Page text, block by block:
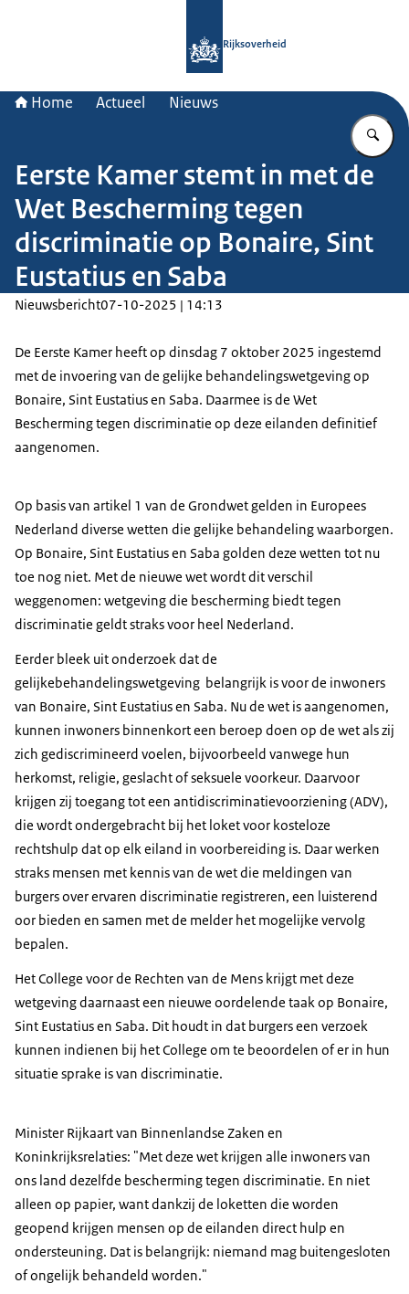
Rijksoverheid
Home Actueel Nieuws
Eerste Kamer stemt in met de
Wet Bescherming tegen
discriminatie op Bonaire, Sint
Eustatius en Saba
Nieuwsbericht07-10-2025 | 14:13
De Eerste Kamer heeft op dinsdag 7 oktober 2025 ingestemd
met de invoering van de gelijke behandelingswetgeving op
Bonaire, Sint Eustatius en Saba. Daarmee is de Wet
Bescherming tegen discriminatie op deze eilanden definitief
aangenomen.
Op basis van artikel 1 van de Grondwet gelden in Europees
Nederland diverse wetten die gelijke behandeling waarborgen.
Op Bonaire, Sint Eustatius en Saba golden deze wetten tot nu
toe nog niet. Met de nieuwe wet wordt dit verschil
weggenomen: wetgeving die bescherming biedt tegen
discriminatie geldt straks voor heel Nederland.
Eerder bleek uit onderzoek dat de
gelijkebehandelingswetgeving belangrijk is voor de inwoners
van Bonaire, Sint Eustatius en Saba. Nu de wet is aangenomen,
kunnen inwoners binnenkort een beroep doen op de wet als zij
zich gediscrimineerd voelen, bijvoorbeeld vanwege hun
herkomst, religie, geslacht of seksuele voorkeur. Daarvoor
krijgen zij toegang tot een antidiscriminatievoorziening (ADV),
die wordt ondergebracht bij het loket voor kosteloze
rechtshulp dat op elk eiland in voorbereiding is. Daar werken
straks mensen met kennis van de wet die meldingen van
burgers over ervaren discriminatie registreren, een luisterend
oor bieden en samen met de melder het mogelijke vervolg
bepalen.
Het College voor de Rechten van de Mens krijgt met deze
wetgeving daarnaast een nieuwe oordelende taak op Bonaire,
Sint Eustatius en Saba. Dit houdt in dat burgers een verzoek
kunnen indienen bij het College om te beoordelen of er in hun
situatie sprake is van discriminatie.
Minister Rijkaart van Binnenlandse Zaken en
Koninkrijksrelaties: "Met deze wet krijgen alle inwoners van
ons land dezelfde bescherming tegen discriminatie. En niet
alleen op papier, want dankzij de loketten die worden
geopend krijgen mensen op de eilanden direct hulp en
ondersteuning. Dat is belangrijk: niemand mag buitengesloten
of ongelijk behandeld worden."